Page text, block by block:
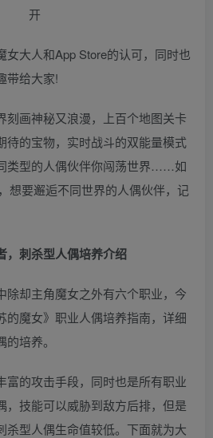
女大人和App Store的认可，同时也
带给大家!
刻画神秘又浪漫，上百个地图关卡
待的宝物，实时战斗的双能量模式
类型的人偶伙伴你闯荡世界……如
想要邂逅不同世界的人偶伙伴，记
，刺杀型人偶培养介绍
除却主角魔女之外有六个职业，今
的魔女》职业人偶培养指南，详细
培养。
富的攻击手段，同时也是所有职业
，技能可以威胁到敌方后排，但是
杀型人偶生命值较低。下面就为大